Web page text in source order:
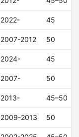
2022- 45
2007-2012 50
2024- 45
2007- 50
2013- 45–50
2009-2013 50